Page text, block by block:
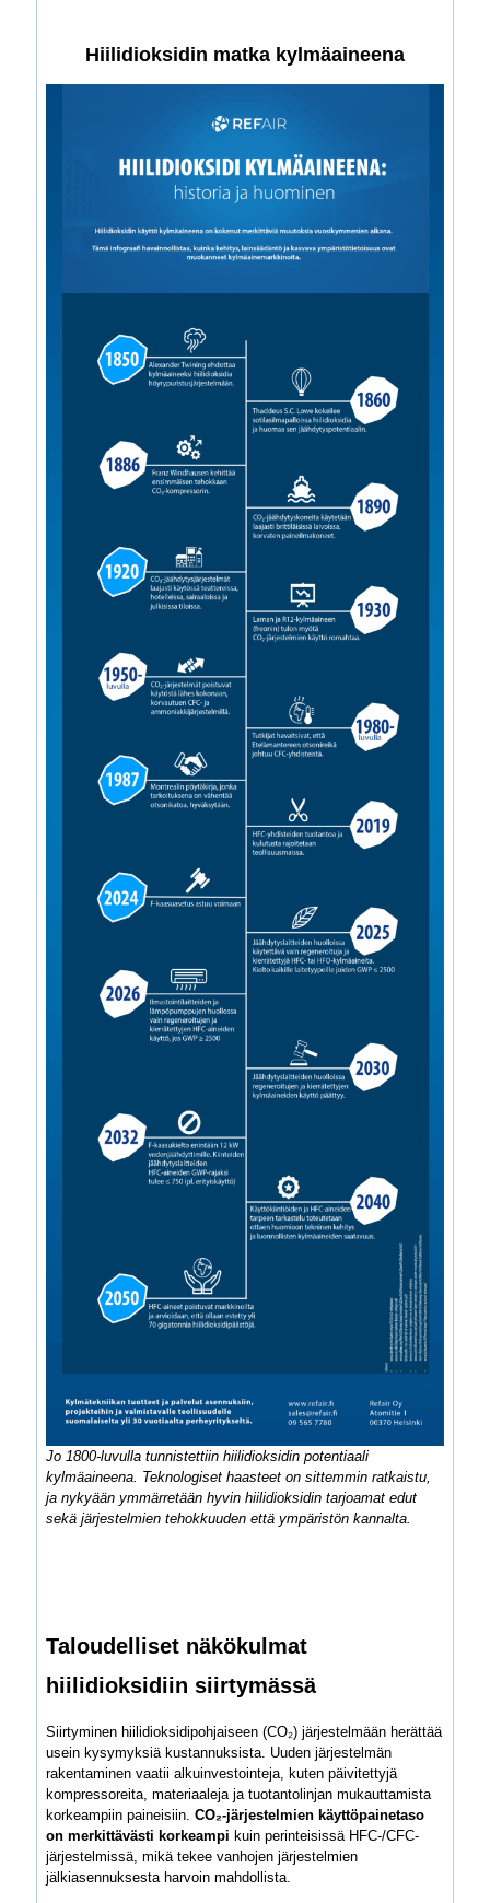
Hiilidioksidin matka kylmäaineena
Jo 1800-luvulla tunnistettiin hiilidioksidin potentiaali
kylmäaineena. Teknologiset haasteet on sittemmin ratkaistu,
ja nykyään ymmärretään hyvin hiilidioksidin tarjoamat edut
sekä järjestelmien tehokkuuden että ympäristön kannalta.
Taloudelliset näkökulmat
hiilidioksidiin siirtymässä
Siirtyminen hiilidioksidipohjaiseen (CO₂) järjestelmään herättää
usein kysymyksiä kustannuksista. Uuden järjestelmän
rakentaminen vaatii alkuinvestointeja, kuten päivitettyjä
kompressoreita, materiaaleja ja tuotantolinjan mukauttamista
korkeampiin paineisiin. CO₂-järjestelmien käyttöpainetaso
on merkittävästi korkeampi kuin perinteisissä HFC-/CFC-
järjestelmissä, mikä tekee vanhojen järjestelmien
jälkiasennuksesta harvoin mahdollista.